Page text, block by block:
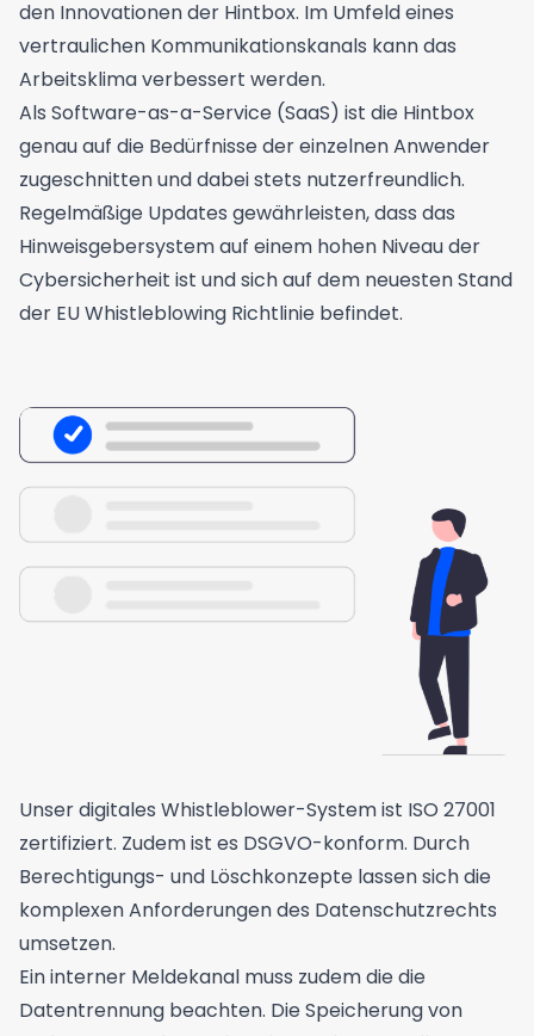
den Innovationen der Hintbox. Im Umfeld eines
vertraulichen Kommunikationskanals kann das
Arbeitsklima verbessert werden.
Als Software-as-a-Service (SaaS) ist die Hintbox
genau auf die Bedürfnisse der einzelnen Anwender
zugeschnitten und dabei stets nutzerfreundlich.
Regelmäßige Updates gewährleisten, dass das
Hinweisgebersystem auf einem hohen Niveau der
Cybersicherheit ist und sich auf dem neuesten Stand
der EU Whistleblowing Richtlinie befindet.
Unser digitales Whistleblower-System ist ISO 27001
zertifiziert. Zudem ist es DSGVO-konform. Durch
Berechtigungs- und Löschkonzepte lassen sich die
komplexen Anforderungen des Datenschutzrechts
umsetzen.
Ein interner Meldekanal muss zudem die die
Datentrennung beachten. Die Speicherung von